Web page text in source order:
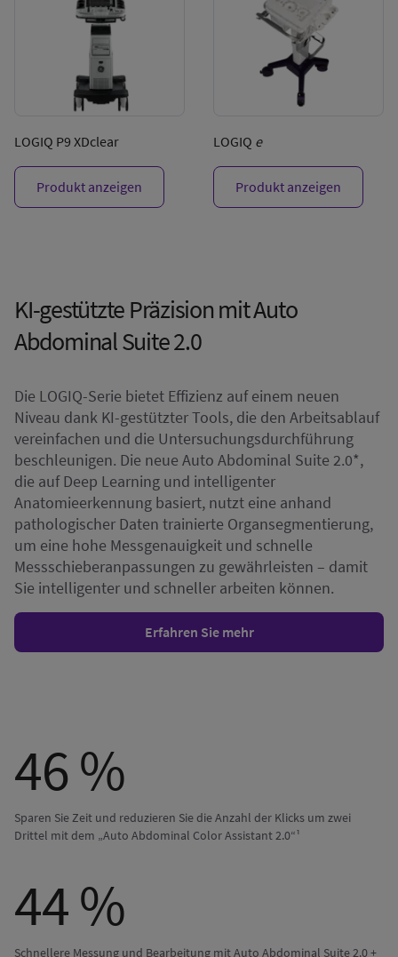
LOGIQ P9 XDclear
Produkt anzeigen
LOGIQ e
Produkt anzeigen
KI-gestützte Präzision mit Auto
Abdominal Suite 2.0
Die LOGIQ-Serie bietet Effizienz auf einem neuen
Niveau dank KI-gestützter Tools, die den Arbeitsablauf
vereinfachen und die Untersuchungsdurchführung
beschleunigen. Die neue Auto Abdominal Suite 2.0*,
die auf Deep Learning und intelligenter
Anatomieerkennung basiert, nutzt eine anhand
pathologischer Daten trainierte Organsegmentierung,
um eine hohe Messgenauigkeit und schnelle
Messschieberanpassungen zu gewährleisten – damit
Sie intelligenter und schneller arbeiten können.
Erfahren Sie mehr
46 %
Sparen Sie Zeit und reduzieren Sie die Anzahl der Klicks um zwei
Drittel mit dem „Auto Abdominal Color Assistant 2.0“¹
44 %
Schnellere Messung und Bearbeitung mit Auto Abdominal Suite 2.0 +